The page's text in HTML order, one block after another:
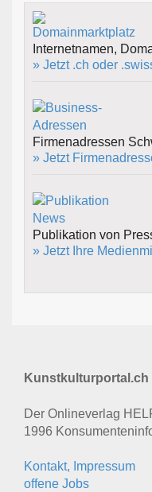
Internetnamen,
» Jetzt .ch oder
Firmenadressen
» Jetzt
Publikation von
» Jetzt Ihre
Kunstkulturportal.ch
Der Onlineverlag
1996
Kontakt, Impressum
offene Jobs